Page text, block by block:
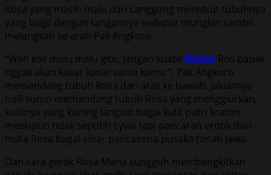
Rosa yang masih malu dan canggung menutup tubuhnya
yang bugil dengan tangannya sedapat mungkin sambil
melangkah ke arah Pak Angkoro
“Wah kok malu malu gitu, jangan kuatir Bokep Ros bapak
nggak akan kasar kasar sama kamu “, Pak Angkoro
memandang tubuh Rosa dari atas ke bawah. Jakunnya
naik turun memandang tubuh Rosa yang menggiurkan,
kulitnya yang kuning langsat bagai kulit putri kraton
meskipun tidak seputih Lyvia tapi pancaran erotik dari
mata Rosa bagai sinar pancasona pusaka tanah jawa.
Dan cara gerak Rosa Maria sungguh membangkitkan